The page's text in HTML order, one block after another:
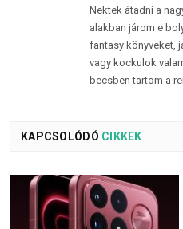
Nektek átadni a
alakban járom e
fantasy könyveket,
vagy kockulok
becsben tartom a
KAPCSOLÓDÓ CIKKEK